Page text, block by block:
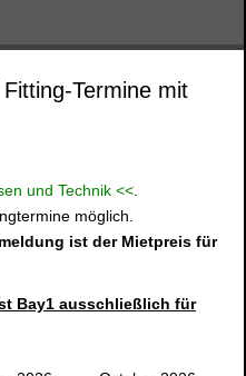
Termine mit
und Technik <<.
möglich.
ist der Mietpreis für
Bay1 ausschließlich für